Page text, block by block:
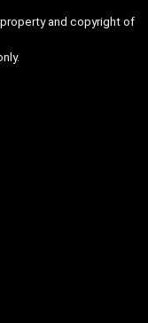
and copyright of